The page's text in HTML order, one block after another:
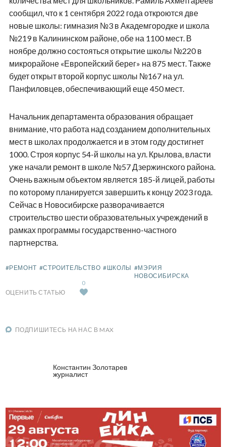
сообщил, что к 1 сентября 2022 года откроются две
новые школы: гимназия №3 в Академгородке и школа
№219 в Калининском районе, обе на 1100 мест. В
ноябре должно состояться открытие школы №220 в
микрорайоне «Европейский берег» на 875 мест. Также
будет открыт второй корпус школы №167 на ул.
Панфиловцев, обеспечивающий еще 450 мест.
Начальник департамента образования обращает
внимание, что работа над созданием дополнительных
мест в школах продолжается и в этом году достигнет
1000. Строя корпус 54-й школы на ул. Крылова, власти
уже начали ремонт в школе №57 Дзержинского района.
Очень важным объектом является 185-й лицей, работы
по которому планируется завершить к концу 2023 года.
Сейчас в Новосибирске разворачивается
строительство шести образовательных учреждений в
рамках программы государственно-частного
партнерства.
#РЕМОНТ #СТРОИТЕЛЬСТВО #ШКОЛЫ #МЭРИЯ
НОВОСИБИРСКА
ОЦЕНИТЬ СТАТЬЮ
0
ПОДПИШИТЕСЬ НА НАС В MAX
Константин Золотарев
журналист